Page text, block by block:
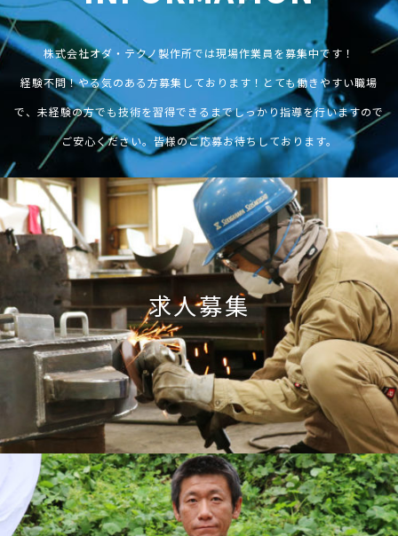
株式会社オダ・テクノ製作所では現場作業員を募集中です！
経験不問！やる気のある方募集しております！とても働きやすい職場
で、未経験の方でも技術を習得できるまでしっかり指導を行いますので
ご安心ください。皆様のご応募お待ちしております。
求人募集